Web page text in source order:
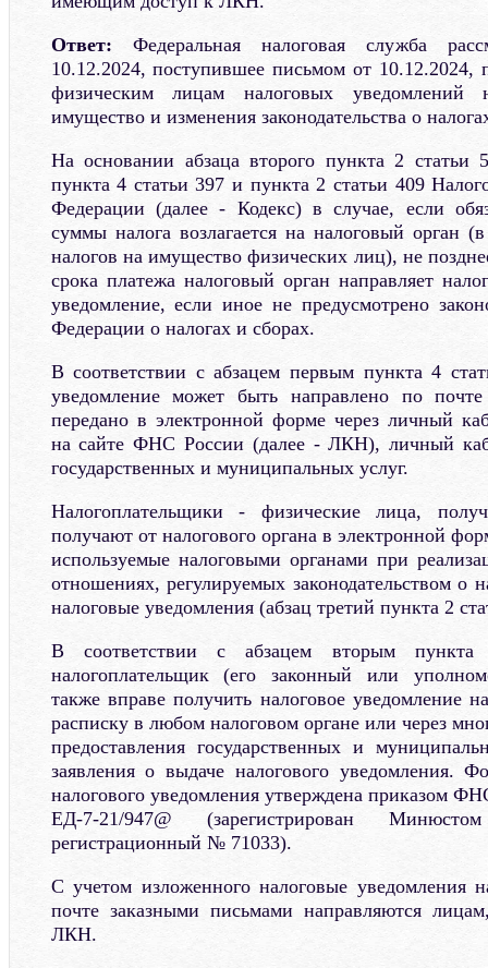
Ответ: Федеральная налоговая служба
10.12.2024, поступившее письмом от 10.12.2024,
физическим лицам налоговых
имущество и изменения законодательства о
На основании абзаца второго пункта 2 статьи
пункта 4 статьи 397 и пункта 2 статьи 409
Федерации (далее - Кодекс) в случае, если
суммы налога возлагается на налоговый орган
налогов на имущество физических лиц), не
срока платежа налоговый орган направляет
уведомление, если иное не предусмотрено
Федерации о налогах и сборах.
В соответствии с абзацем первым пункта 4
уведомление может быть направлено по
передано в электронной форме через личный
на сайте ФНС России (далее - ЛКН), личный
государственных и муниципальных услуг.
Налогоплательщики - физические лица,
получают от налогового органа в электронной
используемые налоговыми органами при
отношениях, регулируемых законодательством о
налоговые уведомления (абзац третий пункта 2
В соответствии с абзацем вторым
налогоплательщик (его законный или
также вправе получить налоговое уведомление
расписку в любом налоговом органе или через
предоставления государственных и
заявления о выдаче налогового уведомления.
налогового уведомления утверждена приказом
ЕД-7-21/947@ (зарегистрирован
регистрационный № 71033).
С учетом изложенного налоговые уведомления
почте заказными письмами направляются
ЛКН.